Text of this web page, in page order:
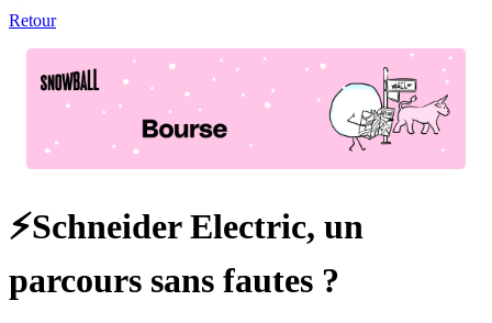
Retour
⚡️Schneider Electric, un
parcours sans fautes ?